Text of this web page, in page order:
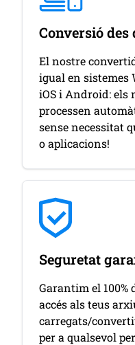
Conversió des
El nostre
igual en sistemes
iOS i Android: els
processen
sense necessitat
o aplicacions!
Seguretat
Garantim el
accés als teus
carregats/
per a qualsevol